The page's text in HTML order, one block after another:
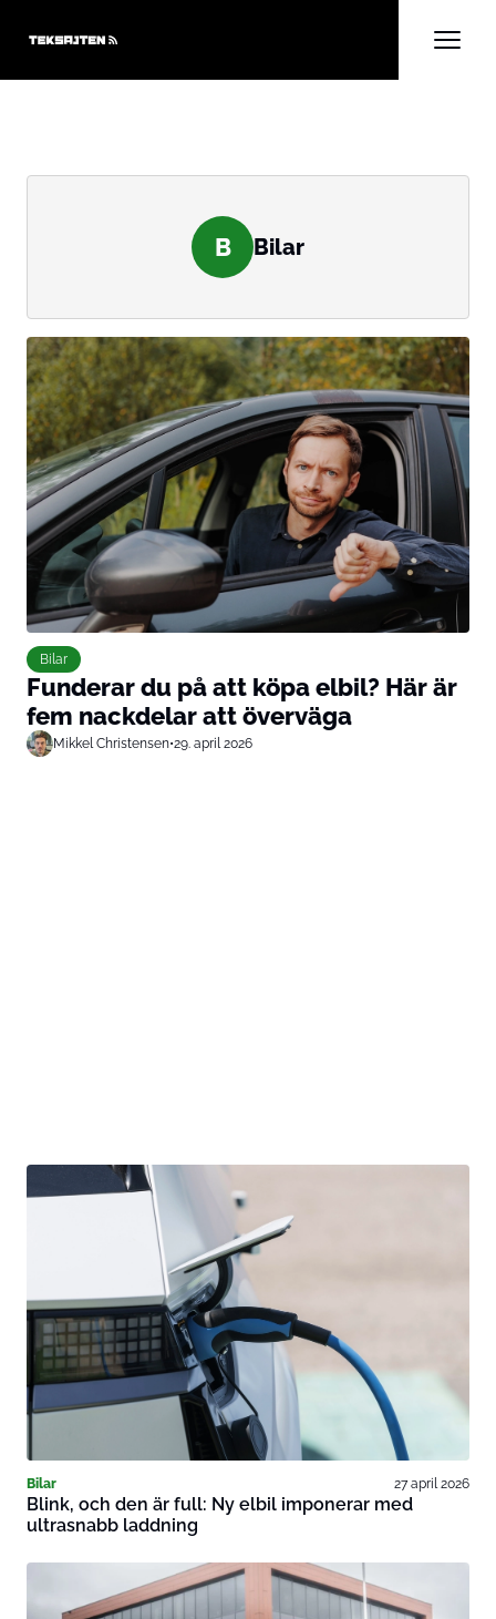
B Bilar
Bilar
Funderar du på att köpa elbil? Här är
fem nackdelar att överväga
Mikkel Christensen•29. april 2026
Bilar 27 april 2026
Blink, och den är full: Ny elbil imponerar med
ultrasnabb laddning